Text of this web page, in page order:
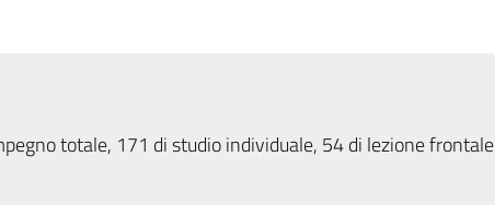
totale, 171 di studio individuale, 54 di lezione frontale